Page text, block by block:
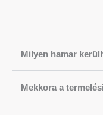
Milyen hamar
Mekkora a